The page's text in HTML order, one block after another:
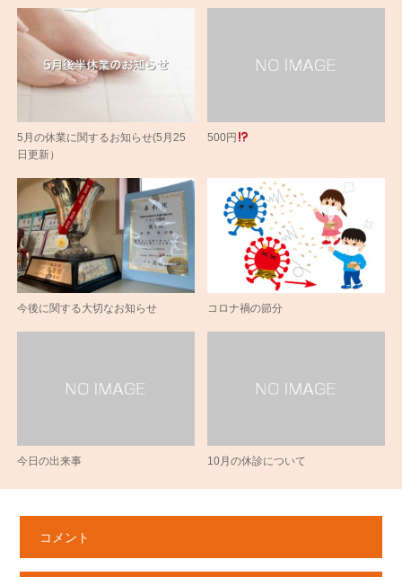
5月の休業に関するお知らせ(5月25
日更新）
500円
今後に関する大切なお知らせ コロナ禍の節分
今日の出来事 10月の休診について
コメント